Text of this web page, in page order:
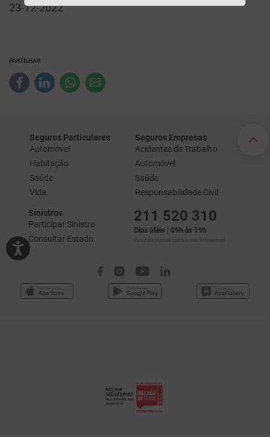
23-12-2022
PARTILHAR
Seguros Particulares
Automóvel
Habitação
Saúde
Vida
Seguros Empresas
Acidentes de Trabalho
Automóvel
Saúde
Responsabilidade Civil
Sinistros
Participar Sinistro
Consultar Estado
211 520 310
Dias úteis | 09h às 19h
Custo de chamada para a rede fixa nacional